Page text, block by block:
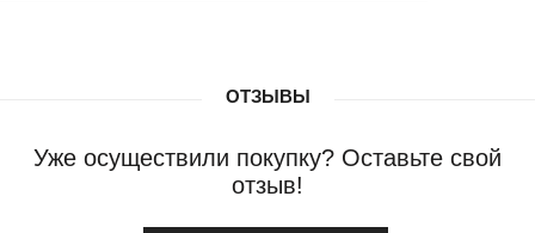
ОТЗЫВЫ
Уже осуществили покупку? Оставьте свой
отзыв!